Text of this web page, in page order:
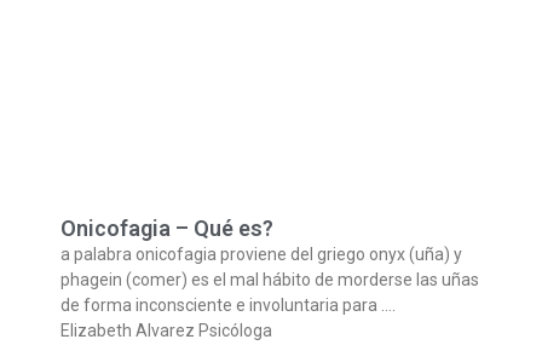
Onicofagia – Qué es?
a palabra onicofagia proviene del griego onyx (uña) y
phagein (comer) es el mal hábito de morderse las uñas
de forma inconsciente e involuntaria para ….
Elizabeth Alvarez Psicóloga